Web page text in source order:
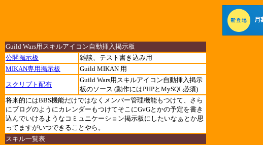
Guild Wars用スキルアイコン自動挿入掲示板
公開掲示板
雑談、テスト書き込み用
MIKAN専用掲示板
Guild MIKAN 用
スクリプト配布
Guild Wars用スキルアイコン自動挿入掲示
板のソース (動作にはPHPとMySQL必須)
将来的にはBBS機能だけではなくメンバー管理機能もつけて、さら
にブログのようにカレンダーもつけてそこにGvGとかの予定を書き
込んでいけるようなコミュニケーション掲示板にしたいなぁとか思
ってますがいつできることやら。
スキル一覧表